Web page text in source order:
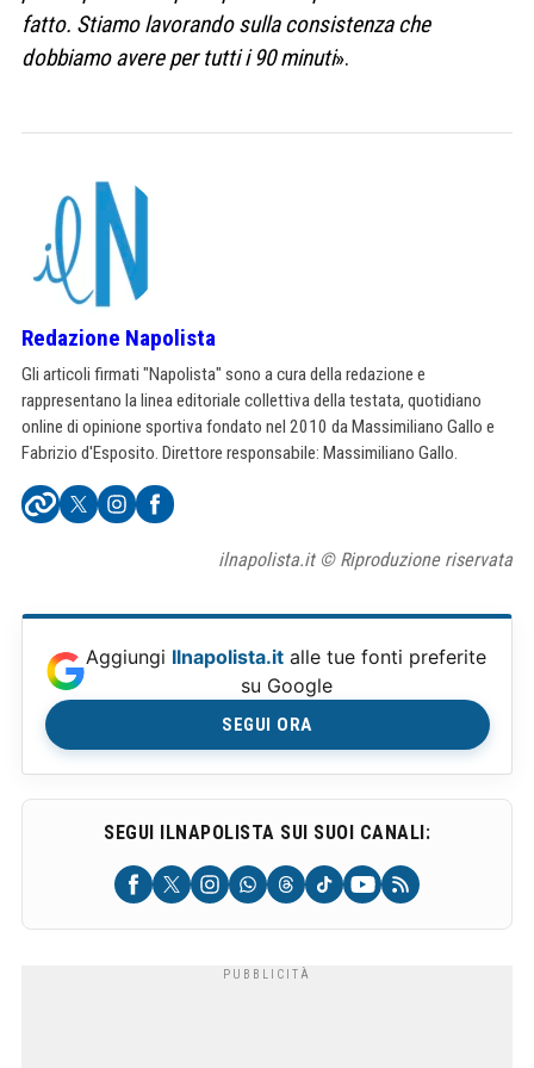
fatto. Stiamo lavorando sulla consistenza che
dobbiamo avere per tutti i 90 minuti».
Redazione Napolista
Gli articoli firmati "Napolista" sono a cura della redazione e
rappresentano la linea editoriale collettiva della testata, quotidiano
online di opinione sportiva fondato nel 2010 da Massimiliano Gallo e
Fabrizio d'Esposito. Direttore responsabile: Massimiliano Gallo.
ilnapolista.it © Riproduzione riservata
Aggiungi Ilnapolista.it alle tue fonti preferite
su Google
SEGUI ORA
SEGUI ILNAPOLISTA SUI SUOI CANALI: